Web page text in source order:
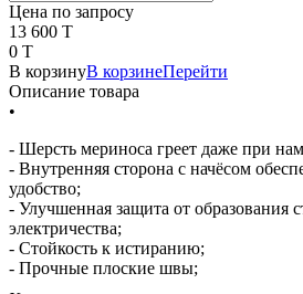
Цена по запросу
13 600 T
0 T
В корзинуВ корзинеПерейти
Описание товара
•
- Шерсть мериноса греет даже при
- Внутренняя сторона с начёсом
удобство;
- Улучшенная защита от образования
электричества;
- Стойкость к истиранию;
- Прочные плоские швы;